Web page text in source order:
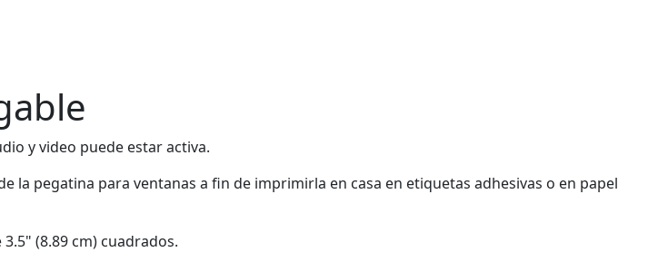
y video puede estar activa.
pegatina para ventanas a fin de imprimirla en casa en etiquetas adhesivas o en papel
(8.89 cm) cuadrados.